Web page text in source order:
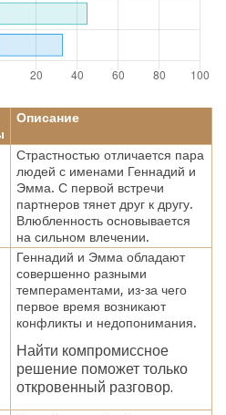
Описание
Страстностью отличается пара
людей с именами Геннадий и
Эмма. С первой встречи
партнеров тянет друг к другу.
Влюбленность основывается
на сильном влечении.
Геннадий и Эмма обладают
совершенно разными
темпераментами, из-за чего
первое время возникают
конфликты и недопонимания.
Найти компромиссное
решение поможет только
откровенный разговор.